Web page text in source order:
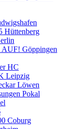
Hüttenberg
Göppingen
HC
Leipzig
Löwen
Pokal
Coburg